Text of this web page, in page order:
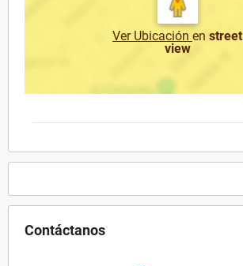
Ver Ubicación en street
view
Contáctanos